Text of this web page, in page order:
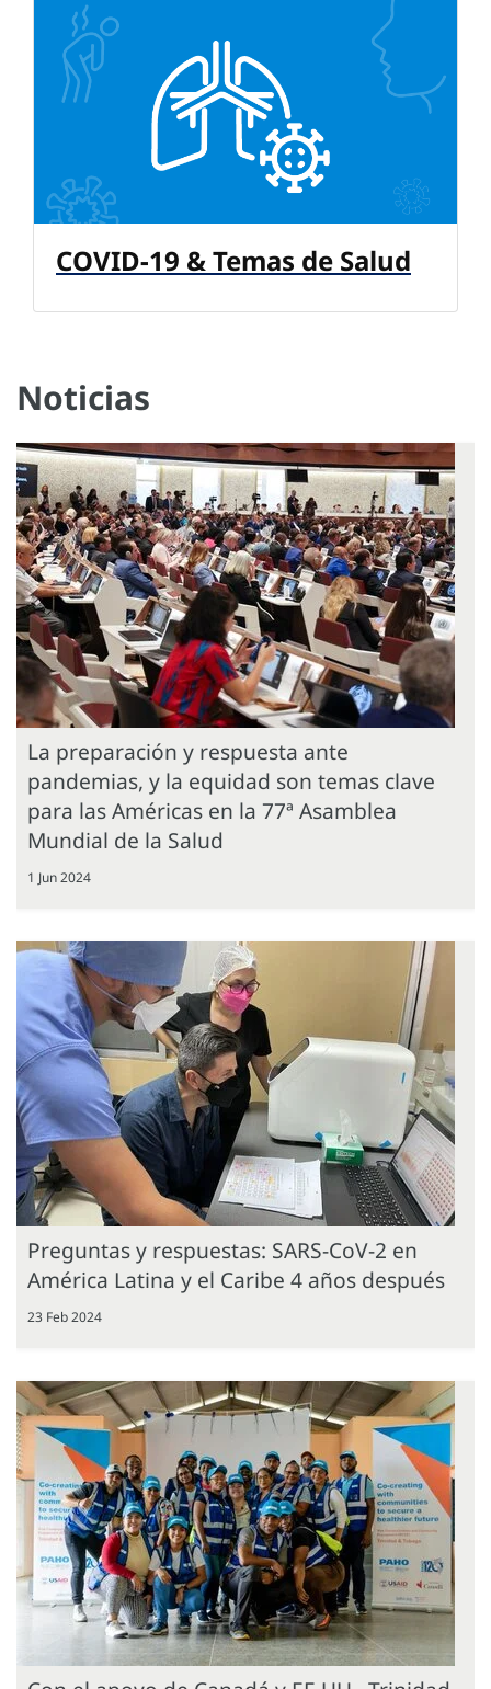
COVID-19 & Temas de Salud
Noticias
La preparación y respuesta ante
pandemias, y la equidad son temas clave
para las Américas en la 77ª Asamblea
Mundial de la Salud
1 Jun 2024
Preguntas y respuestas: SARS-CoV-2 en
América Latina y el Caribe 4 años después
23 Feb 2024